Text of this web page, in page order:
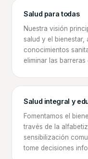
Salud para todas
Nuestra visión
salud y el
conocimientos
eliminar las
Salud integral y
Fomentamos el
través de la
sensibilización
tome decisiones